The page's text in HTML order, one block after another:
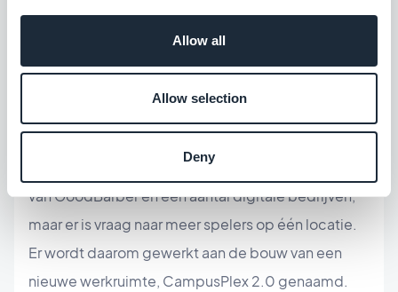
Allow all
Allow selection
Deny
twee bedrijven, nog voor GoodBarber. Vandaag de
dag is de CampusPlex voornamelijk de thuisbasis
van GoodBarber en een aantal digitale bedrijven,
maar er is vraag naar meer spelers op één locatie.
Er wordt daarom gewerkt aan de bouw van een
nieuwe werkruimte, CampusPlex 2.0 genaamd.